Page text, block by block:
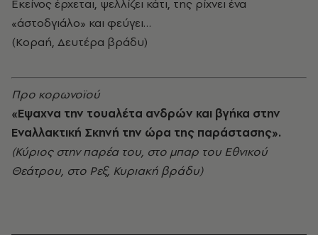
Εκείνος έρχεται, ψελλίζει κάτι, της ρίχνει ένα
«άστοδγιάλο» και φεύγει…
(Κοραή, Δευτέρα βράδυ)
Προ κορωνοϊού
«Εψαχνα την τουαλέτα ανδρών και βγήκα στην
Εναλλακτική Σκηνή την ώρα της παράστασης».
(Κύριος στην παρέα του, στο μπαρ του Εθνικού
Θεάτρου, στο Ρεξ, Κυριακή βράδυ)